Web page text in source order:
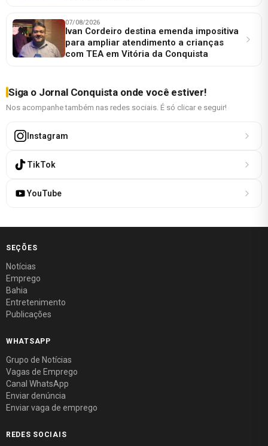
07/08/2026
Ivan Cordeiro destina emenda impositiva
para ampliar atendimento a crianças
com TEA em Vitória da Conquista
Siga o Jornal Conquista onde você estiver!
Nos acompanhe também nas redes sociais. É só clicar e seguir!
Instagram
TikTok
YouTube
SEÇÕES
Notícias
Emprego
Bahia
Entretenimento
Publicações
WHATSAPP
Grupo de Notícias
Vagas de Emprego
Canal WhatsApp
Enviar denúncia
Enviar vaga de emprego
REDES SOCIAIS